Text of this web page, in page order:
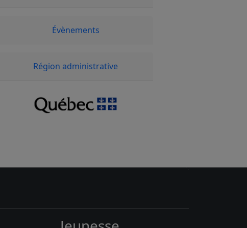
Évènements
Région administrative